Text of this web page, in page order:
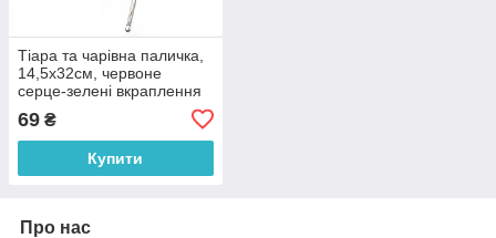
Тіара та чарівна паличка,
14,5х32см, червоне
серце-зелені вкраплення
69 ₴
Купити
Про нас